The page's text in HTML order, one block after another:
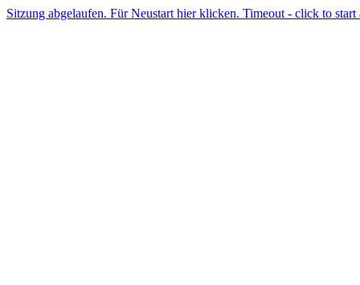
Sitzung abgelaufen. Für Neustart hier klicken. Timeout - click to start